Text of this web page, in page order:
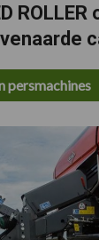
persmachines